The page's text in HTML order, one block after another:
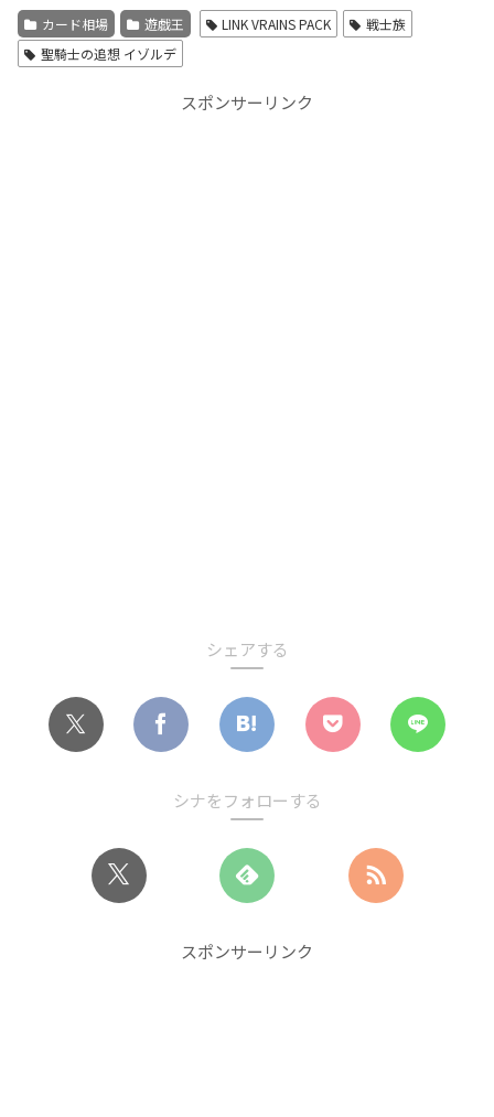
カード相場 遊戯王 LINK VRAINS PACK
戦士族
聖騎士の追想 イゾルデ
スポンサーリンク
シェアする
シナをフォローする
スポンサーリンク